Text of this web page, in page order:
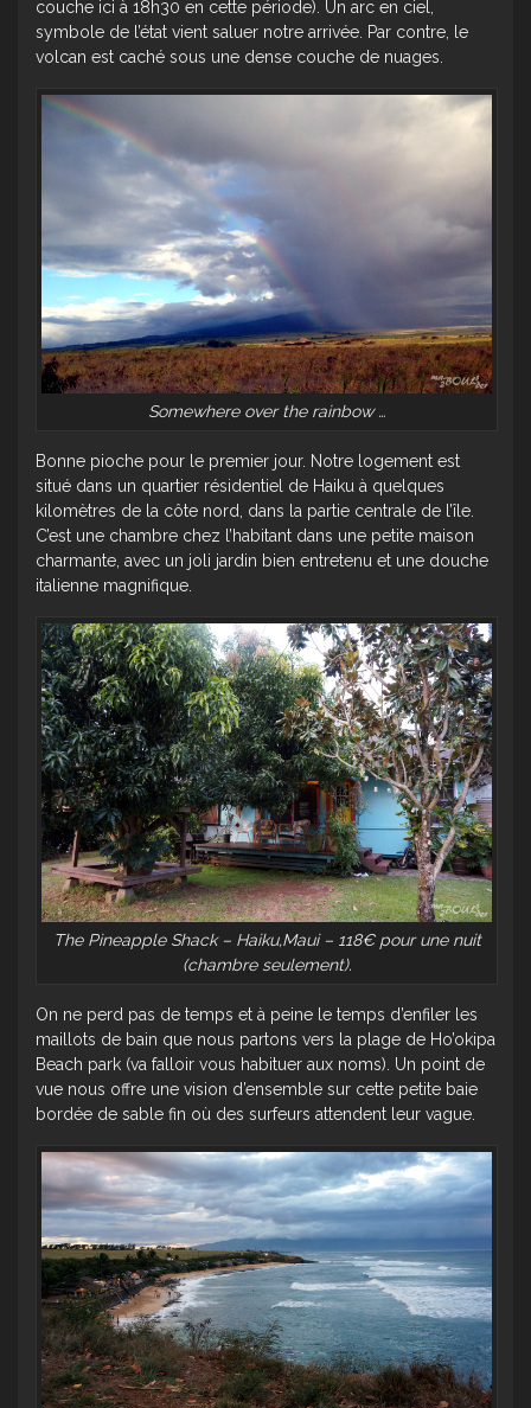
couche ici à 18h30 en cette période). Un arc en ciel,
symbole de l’état vient saluer notre arrivée. Par contre, le
volcan est caché sous une dense couche de nuages.
Somewhere over the rainbow …
Bonne pioche pour le premier jour. Notre logement est
situé dans un quartier résidentiel de Haiku à quelques
kilomètres de la côte nord, dans la partie centrale de l’île.
C’est une chambre chez l’habitant dans une petite maison
charmante, avec un joli jardin bien entretenu et une douche
italienne magnifique.
The Pineapple Shack – Haiku,Maui – 118€ pour une nuit
(chambre seulement).
On ne perd pas de temps et à peine le temps d’enfiler les
maillots de bain que nous partons vers la plage de Ho’okipa
Beach park (va falloir vous habituer aux noms). Un point de
vue nous offre une vision d’ensemble sur cette petite baie
bordée de sable fin où des surfeurs attendent leur vague.